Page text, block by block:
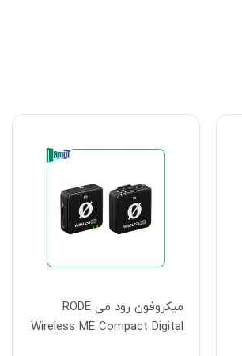
میکروفون بی سیم انسر
Answer SX9 Wirreless